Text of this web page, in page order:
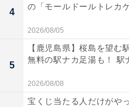
4
の「モールドールトレカ
2026/08/05
5
【鹿児島県】桜島を望む
無料の駅ナカ足湯も！ 駅
2026/08/08
宝くじ当たる人だけがや